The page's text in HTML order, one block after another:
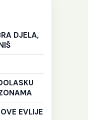
DJELA,
EVLIJE